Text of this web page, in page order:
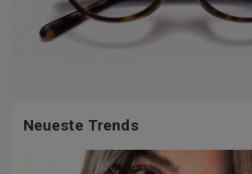
Neueste Trends